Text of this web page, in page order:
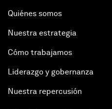
Quiénes somos
Nuestra estrategia
Cómo trabajamos
Liderazgo y gobernanza
Nuestra repercusión